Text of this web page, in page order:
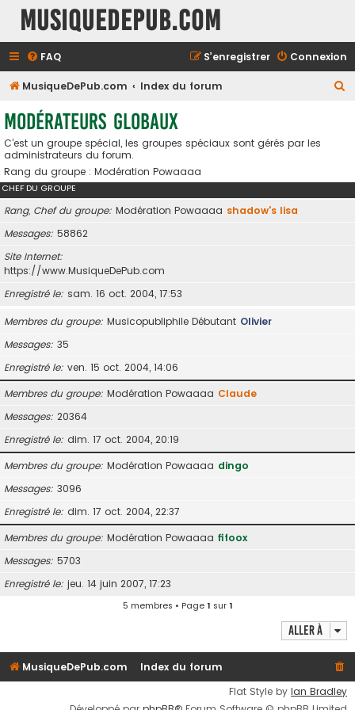
MusiqueDePub.com
FAQ Connexion
S’enregistrer
MusiqueDePub.com Index du forum
Modérateurs globaux
C’est un groupe spécial, les groupes spéciaux sont gérés par les
administrateurs du forum.
Rang du groupe : Modération Powaaaa
CHEF DU GROUPE
Rang, Chef du groupe Modération Powaaaa shadow's lisa
Messages 58862
Site Internet
https://www.MusiqueDePub.com
Enregistré le sam. 16 oct. 2004, 17:53
Membres du groupe Musicopubliphile Débutant Olivier
Messages 35
Enregistré le ven. 15 oct. 2004, 14:06
Membres du groupe Modération Powaaaa Claude
Messages 20364
Enregistré le dim. 17 oct. 2004, 20:19
Membres du groupe Modération Powaaaa dingo
Messages 3096
Enregistré le dim. 17 oct. 2004, 22:37
Membres du groupe Modération Powaaaa fifoox
Messages 5703
Enregistré le jeu. 14 juin 2007, 17:23
5 membres • Page1 sur1
Aller à
MusiqueDePub.com
Index du forum
Flat Style by Ian Bradley